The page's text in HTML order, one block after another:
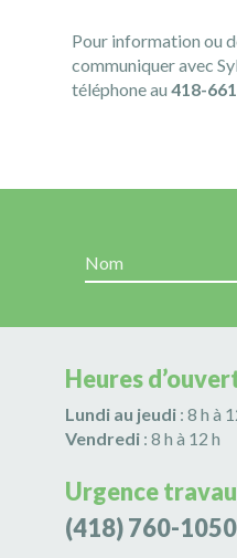
Pour information ou
communiquer avec
téléphone au418-
Heures
Lundi au jeudi: 8 h à
Vendredi : 8 h à 12 h
Urgence
(418) 760-1050